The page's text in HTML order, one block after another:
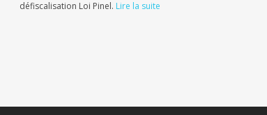
défiscalisation Loi Pinel. Lire la suite